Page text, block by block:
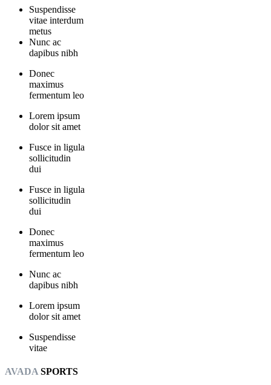
Suspendisse
vitae interdum
metus
Nunc ac
dapibus nibh
Donec
maximus
fermentum leo
Lorem ipsum
dolor sit amet
Fusce in ligula
sollicitudin
dui
Fusce in ligula
sollicitudin
dui
Donec
maximus
fermentum leo
Nunc ac
dapibus nibh
Lorem ipsum
dolor sit amet
Suspendisse
vitae
AVADASPORTS